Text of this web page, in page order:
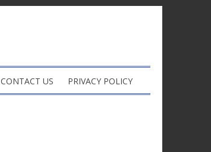
CONTACT US PRIVACY POLICY